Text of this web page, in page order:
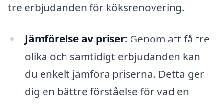
tre erbjudanden för köksrenovering.
Jämförelse av priser: Genom att få tre
olika och samtidigt erbjudanden kan
du enkelt jämföra priserna. Detta ger
dig en bättre förståelse för vad en